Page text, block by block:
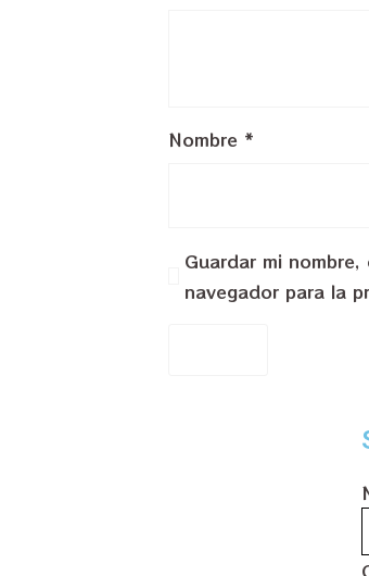
Nombre *
Guardar mi
navegador para la